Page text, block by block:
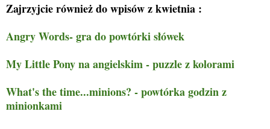
Zajrzyjcie również do wpisów z kwietnia :
Angry Words- gra do powtórki słówek
My Little Pony na angielskim - puzzle z kolorami
What's the time...minions? - powtórka godzin z
minionkami